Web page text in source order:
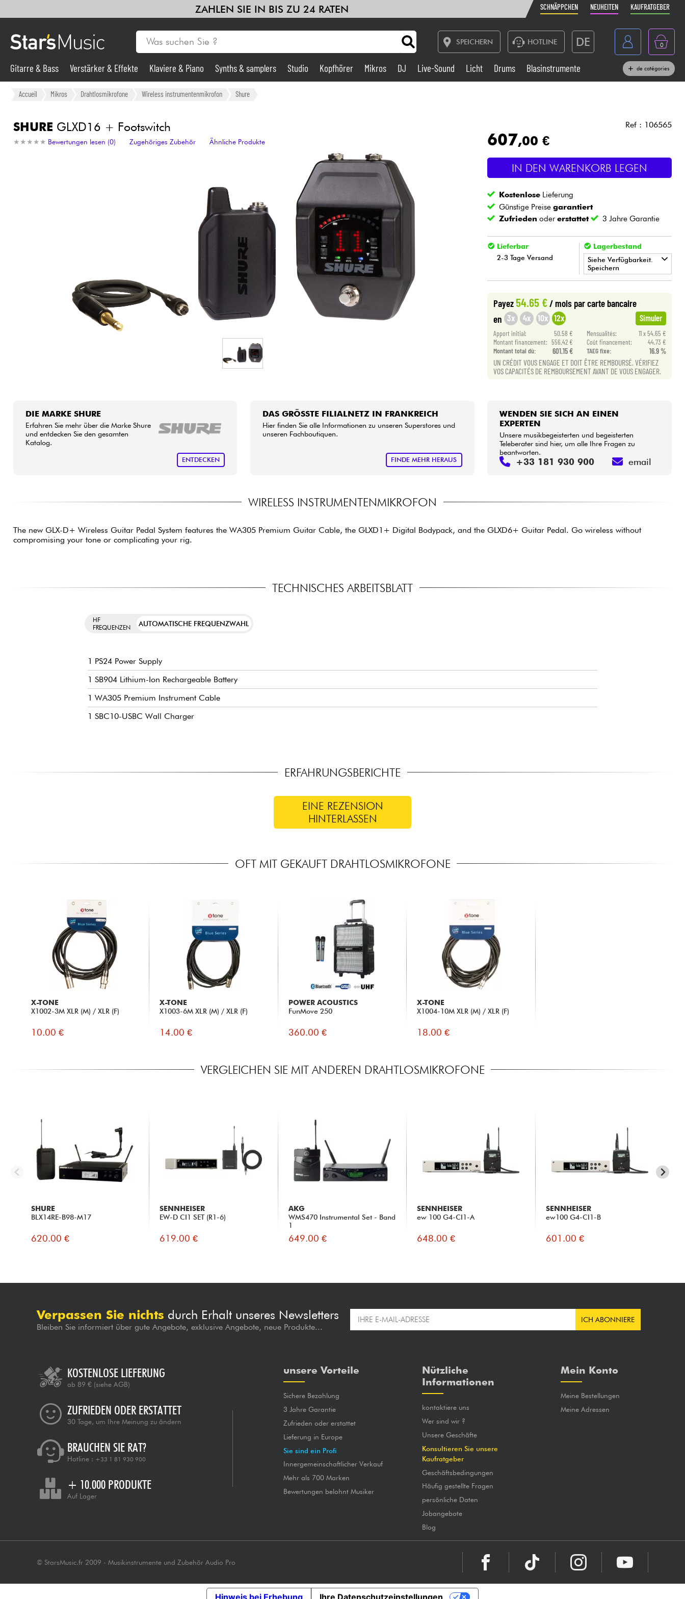
ZAHLEN SIE IN BIS ZU 24 RATEN SCHNÄPPCHEN NEUHEITEN KAUFRATGEBER
SPEICHERN HOTLINE DE
Belgique
Nederland
0
Gitarre & Bass
Synths & samplers
Live-Sound
Blasinstrumente
Kabel & Zubehöre
Bundle
Sehen Sie sich unsere Marken an
Gitarre & Bass Verstärker & Effekte Klaviere & Piano Synths & samplers Studio Kopfhörer Mikros DJ Live-Sound Licht Drums Blasinstrumente de catégories
Accueil Mikros Drahtlosmikrofone Wireless instrumentenmikrofon Shure
SHURE GLXD16 + Footswitch
★ ★ ★ ★ ★
★ ★ ★ ★ ★ Bewertungen lesen (0) Zugehöriges Zubehör Ähnliche Produkte
Ref : 106565
607,00 €
IN DEN WARENKORB LEGEN
Kostenlose Lieferung
Günstige Preisegarantiert
Zufrieden odererstattet 3 Jahre Garantie
Lieferbar
2-3 Tage Versand
Lagerbestand
Siehe Verfügbarkeit.
Speichern
Payez54.65 €/ mois par carte bancaire
en 3x 4x 10x 12x Simuler
Apport initial: 50.58 € Mensualités:
11 x 54.65 €
Montant financement: 556.42 € Coût financement:
44.73 €
Montant total dù:
601.15 € TAEG fixe: 16.9 %
UN CRÉDIT VOUS ENGAGE ET DOIT ÊTRE REMBOURSÉ. VÉRIFIEZ
VOS CAPACITÉS DE REMBOURSEMENT AVANT DE VOUS ENGAGER.
DIE MARKE SHURE
Erfahren Sie mehr über die Marke Shure
und entdecken Sie den gesamten
Katalog.
ENTDECKEN
DAS GRÖSSTE FILIALNETZ IN FRANKREICH
Hier finden Sie alle Informationen zu unseren Superstores und
unseren Fachboutiquen.
FINDE MEHR HERAUS
WENDEN SIE SICH AN EINEN
EXPERTEN
Unsere musikbegeisterten und begeisterten
Teleberater sind hier, um alle Ihre Fragen zu
beantworten.
+33 181 930 900 email
WIRELESS INSTRUMENTENMIKROFON
The new GLX-D+ Wireless Guitar Pedal System features the WA305 Premium Guitar Cable, the GLXD1+ Digital Bodypack, and the GLXD6+ Guitar Pedal. Go wireless without
compromising your tone or complicating your rig.
TECHNISCHES ARBEITSBLATT
HF
FREQUENZEN
AUTOMATISCHE FREQUENZWAHL
1 PS24 Power Supply
1 SB904 Lithium-Ion Rechargeable Battery
1 WA305 Premium Instrument Cable
1 SBC10-USBC Wall Charger
ERFAHRUNGSBERICHTE
EINE REZENSION
HINTERLASSEN
OFT MIT GEKAUFT DRAHTLOSMIKROFONE
X-TONE
X1002-3M XLR (M) / XLR (F)
10.00 €
X-TONE
X1003-6M XLR (M) / XLR (F)
14.00 €
POWER ACOUSTICS
FunMove 250
360.00 €
X-TONE
X1004-10M XLR (M) / XLR (F)
18.00 €
VERGLEICHEN SIE MIT ANDEREN DRAHTLOSMIKROFONE
SHURE
BLX14RE-B98-M17
620.00 €
SENNHEISER
EW-D CI1 SET (R1-6)
619.00 €
AKG
WMS470 Instrumental Set - Band
1
649.00 €
SENNHEISER
ew 100 G4-CI1-A
648.00 €
SENNHEISER
ew100 G4-CI1-B
601.00 €
Verpassen Sie nichts durch Erhalt unseres Newsletters
Bleiben Sie informiert über gute Angebote, exklusive Angebote, neue Produkte...
ICH ABONNIERE
KOSTENLOSE LIEFERUNG
ab 89 € (siehe AGB)
ZUFRIEDEN ODER ERSTATTET
30 Tage, um Ihre Meinung zu ändern
BRAUCHEN SIE RAT?
Hotline : +33 1 81 930 900
+ 10.000 PRODUKTE
Auf Lager
unsere Vorteile
Sichere Bezahlung
3 Jahre Garantie
Zufrieden oder erstattet
Lieferung in Europe
Sie sind ein Profi
Innergemeinschaftlicher Verkauf
Mehr als 700 Marken
Bewertungen belohnt Musiker
Nützliche
Informationen
kontaktiere uns
Wer sind wir ?
Unsere Geschäfte
Konsultieren Sie unsere
Kaufratgeber
Geschäftsbedingungen
Häufig gestellte Fragen
persönliche Daten
Jobangebote
Blog
Mein Konto
Meine Bestellungen
Meine Adressen
© StarsMusic.fr 2009 - Musikinstrumente und Zubehör Audio Pro
Hinweis bei Erhebung Ihre Datenschutzeinstellungen